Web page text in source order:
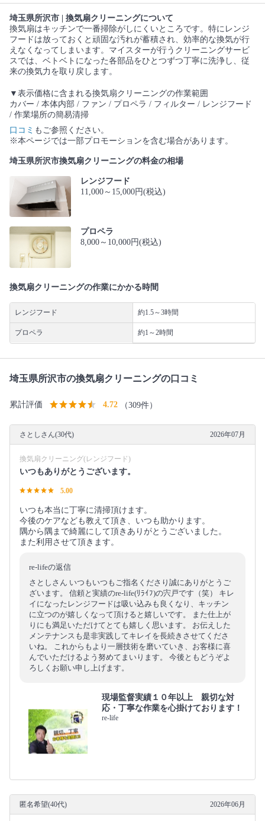
埼玉県所沢市 | 換気扇クリーニングについて
換気扇はキッチンで一番掃除がしにくいところです。特にレンジ
フードは放っておくと頑固な汚れが蓄積され、効率的な換気が行
えなくなってしまいます。マイスターが行うクリーニングサービ
スでは、ベトベトになった各部品をひとつずつ丁寧に洗浄し、従
来の換気力を取り戻します。
▼表示価格に含まれる換気扇クリーニングの作業範囲
カバー / 本体内部 / ファン / プロペラ / フィルター / レンジフード
/ 作業場所の簡易清掃
口コミ もご参照ください。
※本ページでは一部プロモーションを含む場合があります。
埼玉県所沢市換気扇クリーニングの料金の相場
レンジフード
11,000～15,000円(税込)
プロペラ
8,000～10,000円(税込)
換気扇クリーニングの作業にかかる時間
レンジフード 約1.5～3時間
プロペラ 約1～2時間
埼玉県所沢市の換気扇クリーニングの口コミ
累計評価 4.72 （309件）
さとしさん(30代) 2026年07月
換気扇クリーニング(レンジフード)
いつもありがとうございます。
5.00
いつも本当に丁寧に清掃頂けます。
今後のケアなども教えて頂き、いつも助かります。
隅から隅まで綺麗にして頂きありがとうございました。
また利用させて頂きます。
re-lifeの返信
さとしさん いつもいつもご指名くださり誠にありがとうご
ざいます。 信頼と実績のre-life(ﾘﾗｲﾌ)の宍戸です（笑） キレ
イになったレンジフードは吸い込みも良くなり、キッチン
に立つのが嬉しくなって頂けると嬉しいです。 また仕上が
りにも満足いただけてとても嬉しく思います。 お伝えした
メンテナンスも是非実践してキレイを長続きさせてくださ
いね。 これからもより一層技術を磨いていき、お客様に喜
んでいただけるよう努めてまいります。 今後ともどうぞよ
ろしくお願い申し上げます。
現場監督実績１０年以上 親切な対
応・丁寧な作業を心掛けております！
re-life
匿名希望(40代) 2026年06月